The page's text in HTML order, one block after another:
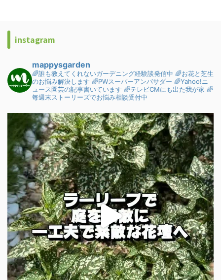
instagram
mappysgarden
🌈誰も教えてくれないガーデニング経験談発信中 🌈お花と芝生
のお悩み解決します 🌈PWスーパーアンバサダー 🌈Yahoo!ニ
ュース園芸の記事書いています 🌈テレビCMにも出た我が家 🌈
毎週末ストーリーズでお悩み相談受付中